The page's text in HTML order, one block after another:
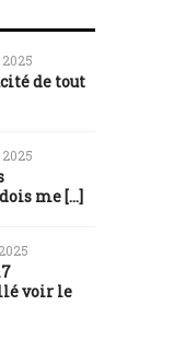
de tout
me [...]
voir le